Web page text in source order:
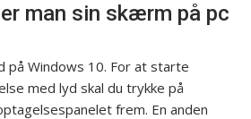
man sin skærm på pc
på Windows 10. For at starte
med lyd skal du trykke på
frem. En anden